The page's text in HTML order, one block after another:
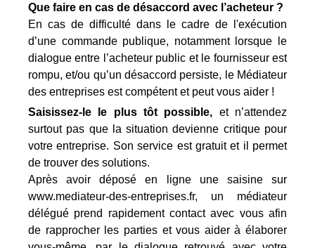
Que faire en cas de désaccord avec l’acheteur ?
En cas de difficulté dans le cadre de l'exécution
d’une commande publique, notamment lorsque le
dialogue entre l’acheteur public et le fournisseur est
rompu, et/ou qu’un désaccord persiste, le Médiateur
des entreprises est compétent et peut vous aider !
Saisissez-le le plus tôt possible, et n’attendez
surtout pas que la situation devienne critique pour
votre entreprise. Son service est gratuit et il permet
de trouver des solutions.
Après avoir déposé en ligne une saisine sur
www.mediateur-des-entreprises.fr, un médiateur
délégué prend rapidement contact avec vous afin
de rapprocher les parties et vous aider à élaborer